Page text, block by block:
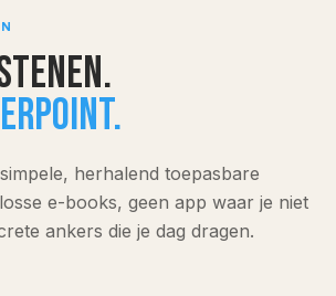
herhalend toepasbare
e-books, geen app waar je niet
ankers die je dag dragen.